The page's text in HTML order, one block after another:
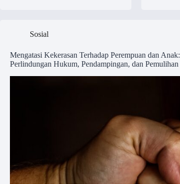
Sosial
Mengatasi Kekerasan Terhadap Perempuan dan Anak:
Perlindungan Hukum, Pendampingan, dan Pemulihan